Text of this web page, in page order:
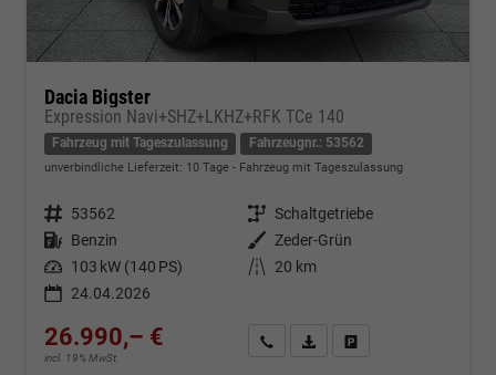
Dacia Bigster
Expression Navi+SHZ+LKHZ+RFK TCe 140
Fahrzeug mit Tageszulassung Fahrzeugnr.: 53562
unverbindliche Lieferzeit: 10 Tage Fahrzeug mit Tageszulassung
Fahrzeugnr. 53562 Getriebe Schaltgetriebe
Kraftstoff Benzin Außenfarbe Zeder-Grün
Leistung 103 kW (140 PS) Kilometerstand
20 km
24.04.2026
26.990,– €
incl. 19% MwSt.
Kontakt & Angebot anfordern
PDF-Datei, Fahrzeugexposé